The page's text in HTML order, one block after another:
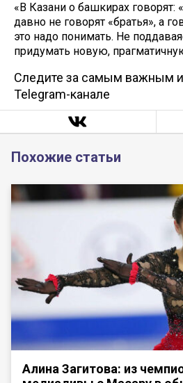
«В Казани о башкирах говорят:
давно не говорят «братья», а
это надо понимать. Не
придумать новую,
Следите за самым важным
Telegram-канале
Похожие статьи
Алина Загитова: из